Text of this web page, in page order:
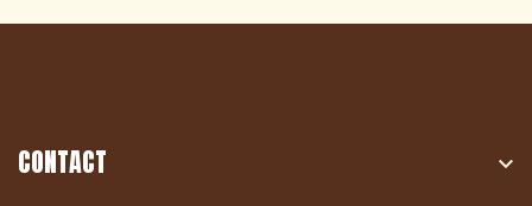
CONTACT 